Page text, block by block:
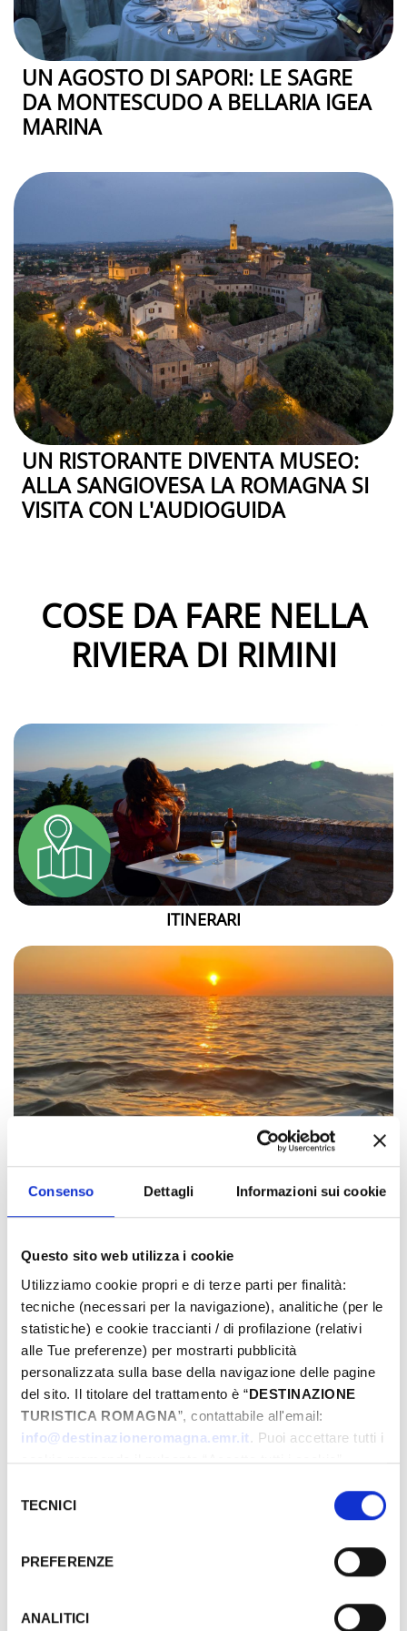
Consenso Dettagli Informazioni sui cookie
Questo sito web utilizza i cookie
Utilizziamo cookie propri e di terze parti per finalità:
tecniche (necessari per la navigazione), analitiche (per le
statistiche) e cookie traccianti / di profilazione (relativi
alle Tue preferenze) per mostrarti pubblicità
personalizzata sulla base della navigazione delle pagine
del sito. Il titolare del trattamento è “DESTINAZIONE
TURISTICA ROMAGNA”, contattabile all'email:
info@destinazioneromagna.emr.it. Puoi accettare tutti i
cookie premendo il pulsante “Accetta tutti i cookie”,
gestire le tue preferenze facendo clic su “Personalizza”.
Qualora acconsenti a tutti i cookie i Tuoi dati potranno
attualmente non fornisce garanzie idonee per il
l’implementazione di misure supplementari di sicurezza a
delTECNICI
PREFERENZE
ANALITICI
UN AGOSTO DI SAPORI: LE SAGRE
DA MONTESCUDO A BELLARIA IGEA
MARINA
UN RISTORANTE DIVENTA MUSEO:
ALLA SANGIOVESA LA ROMAGNA SI
VISITA CON L'AUDIOGUIDA
COSE DA FARE NELLA
RIVIERA DI RIMINI
ITINERARI